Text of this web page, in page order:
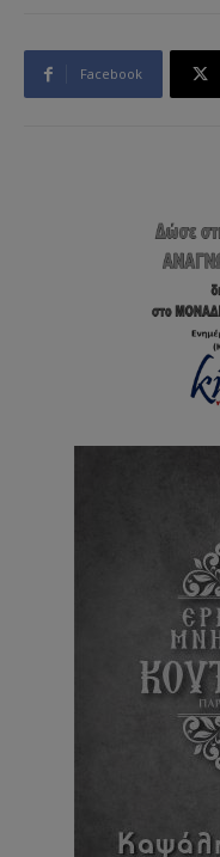
Facebook